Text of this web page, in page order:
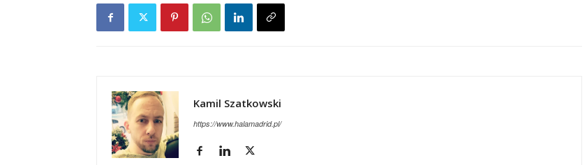
Kamil Szatkowski
https://www.halamadrid.pl/